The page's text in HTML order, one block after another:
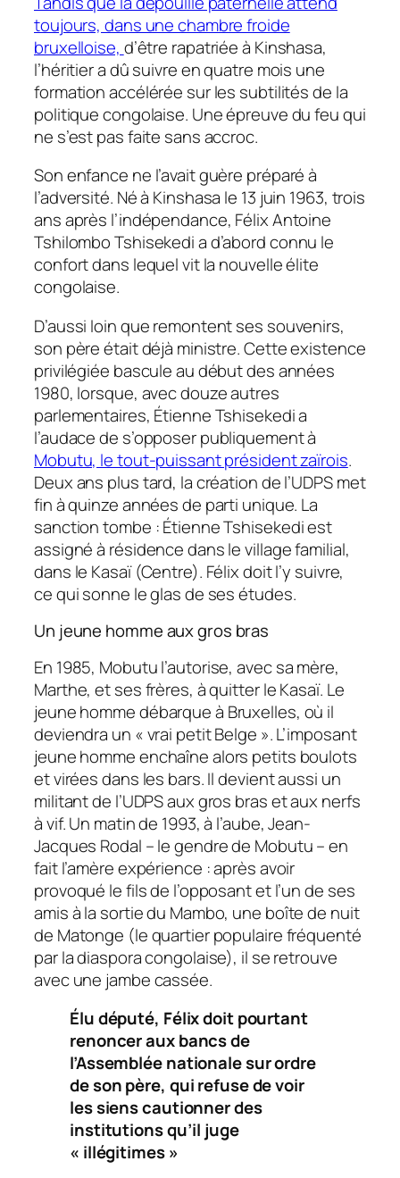
toujours, dans une chambre froide
bruxelloise, d’être rapatriée à Kinshasa,
l’héritier a dû suivre en quatre mois une
formation accélérée sur les subtilités de la
politique congolaise. Une épreuve du feu qui
ne s’est pas faite sans accroc.
Son enfance ne l’avait guère préparé à
l’adversité. Né à Kinshasa le 13 juin 1963, trois
ans après l’indépendance, Félix Antoine
Tshilombo Tshisekedi a d’abord connu le
confort dans lequel vit la nouvelle élite
congolaise.
D’aussi loin que remontent ses souvenirs,
son père était déjà ministre. Cette existence
privilégiée bascule au début des années
1980, lorsque, avec douze autres
parlementaires, Étienne Tshisekedi a
l’audace de s’opposer publiquement à
Mobutu, le tout-puissant président zaïrois.
Deux ans plus tard, la création de l’UDPS met
fin à quinze années de parti unique. La
sanction tombe : Étienne Tshisekedi est
assigné à résidence dans le village familial,
dans le Kasaï (Centre). Félix doit l’y suivre,
ce qui sonne le glas de ses études.
Un jeune homme aux gros bras
En 1985, Mobutu l’autorise, avec sa mère,
Marthe, et ses frères, à quitter le Kasaï. Le
jeune homme débarque à Bruxelles, où il
deviendra un « vrai petit Belge ». L’imposant
jeune homme enchaîne alors petits boulots
et virées dans les bars. Il devient aussi un
militant de l’UDPS aux gros bras et aux nerfs
à vif. Un matin de 1993, à l’aube, Jean-
Jacques Rodal – le gendre de Mobutu – en
fait l’amère expérience : après avoir
provoqué le fils de l’opposant et l’un de ses
amis à la sortie du Mambo, une boîte de nuit
de Matonge (le quartier populaire fréquenté
par la diaspora congolaise), il se retrouve
avec une jambe cassée.
Élu député, Félix doit pourtant
renoncer aux bancs de
l’Assemblée nationale sur ordre
de son père, qui refuse de voir
les siens cautionner des
institutions qu’il juge
« illégitimes »